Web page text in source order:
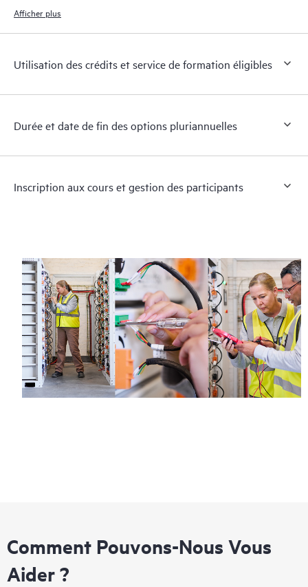
Afficher plus
Utilisation des crédits et service de formation éligibles
Durée et date de fin des options pluriannuelles
Inscription aux cours et gestion des participants
Comment Pouvons-Nous Vous
Aider ?